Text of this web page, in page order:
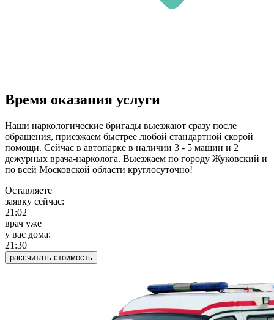
Время оказания услуги
Наши наркологические бригады выезжают сразу после
обращения, приезжаем быстрее любой стандартной скорой
помощи. Сейчас в автопарке в наличии 3 - 5 машин и 2
дежурных врача-нарколога. Выезжаем по городу Жуковский и
по всей Московской области круглосуточно!
Оставляете
заявку сейчас:
21:02
врач уже
у вас дома:
21:30
рассчитать стоимость